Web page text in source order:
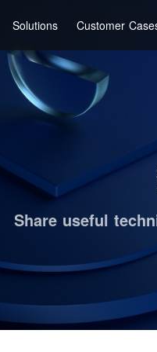
Solutions Customer
Share useful